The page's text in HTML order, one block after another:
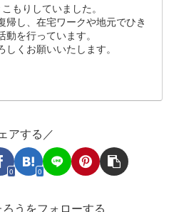
もりしていました。
帰し、在宅ワークや地元でひき
動を行っています。
しくお願いいたします。
アする／
0 0
うをフォローする